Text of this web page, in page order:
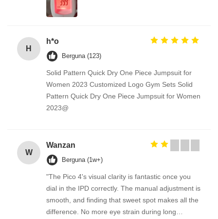
H
h*o
Berguna (123)
Solid Pattern Quick Dry One Piece Jumpsuit for
Women 2023 Customized Logo Gym Sets Solid
Pattern Quick Dry One Piece Jumpsuit for Women
2023@
W
Wanzan
Berguna (1w+)
"The Pico 4's visual clarity is fantastic once you
dial in the IPD correctly. The manual adjustment is
smooth, and finding that sweet spot makes all the
difference. No more eye strain during long